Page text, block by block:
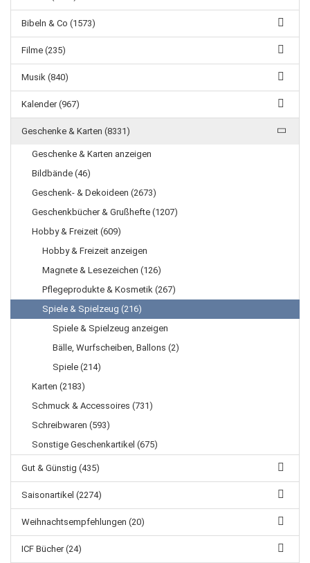
Bibeln & Co (1573)
Filme (235)
Musik (840)
Kalender (967)
Geschenke & Karten (8331)
Geschenke & Karten anzeigen
Bildbände (46)
Geschenk- & Dekoideen (2673)
Geschenkbücher & Grußhefte (1207)
Hobby & Freizeit (609)
Hobby & Freizeit anzeigen
Magnete & Lesezeichen (126)
Pflegeprodukte & Kosmetik (267)
Spiele & Spielzeug (216)
Spiele & Spielzeug anzeigen
Bälle, Wurfscheiben, Ballons (2)
Spiele (214)
Karten (2183)
Schmuck & Accessoires (731)
Schreibwaren (593)
Sonstige Geschenkartikel (675)
Gut & Günstig (435)
Saisonartikel (2274)
Weihnachtsempfehlungen (20)
ICF Bücher (24)